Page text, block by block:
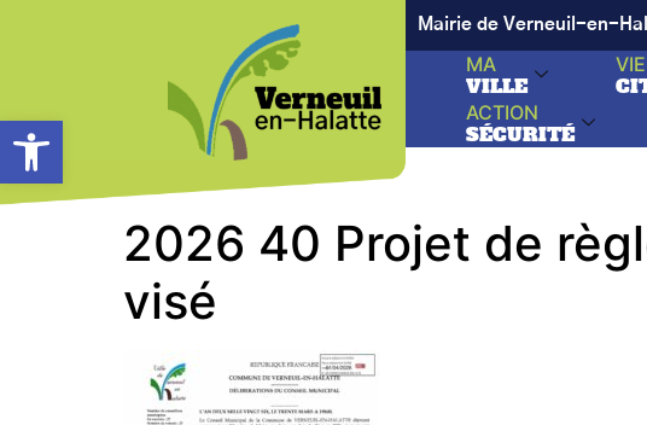
Ouvrir la barre d’outils
Mairie de Verneuil-en-
MA
VILLE
ACTION
SÉCURITÉ
2026 40 Projet de
visé